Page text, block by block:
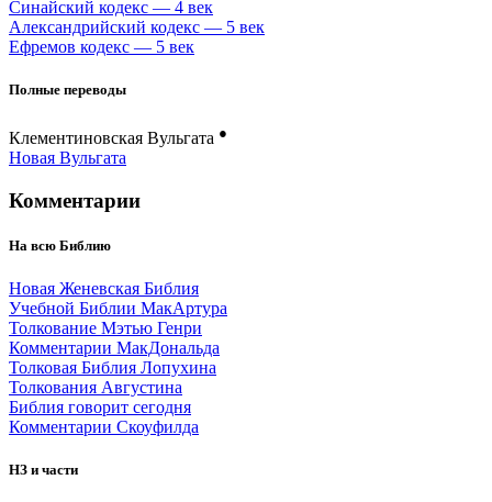
Синайский кодекс — 4 век
Александрийский кодекс — 5 век
Ефремов кодекс — 5 век
Полные переводы
Клементиновская Вульгата ●
Новая Вульгата
Комментарии
На всю Библию
Новая Женевская Библия
Учебной Библии МакАртура
Толкование Мэтью Генри
Комментарии МакДональда
Толковая Библия Лопухина
Толкования Августина
Библия говорит сегодня
Комментарии Скоуфилда
НЗ и части